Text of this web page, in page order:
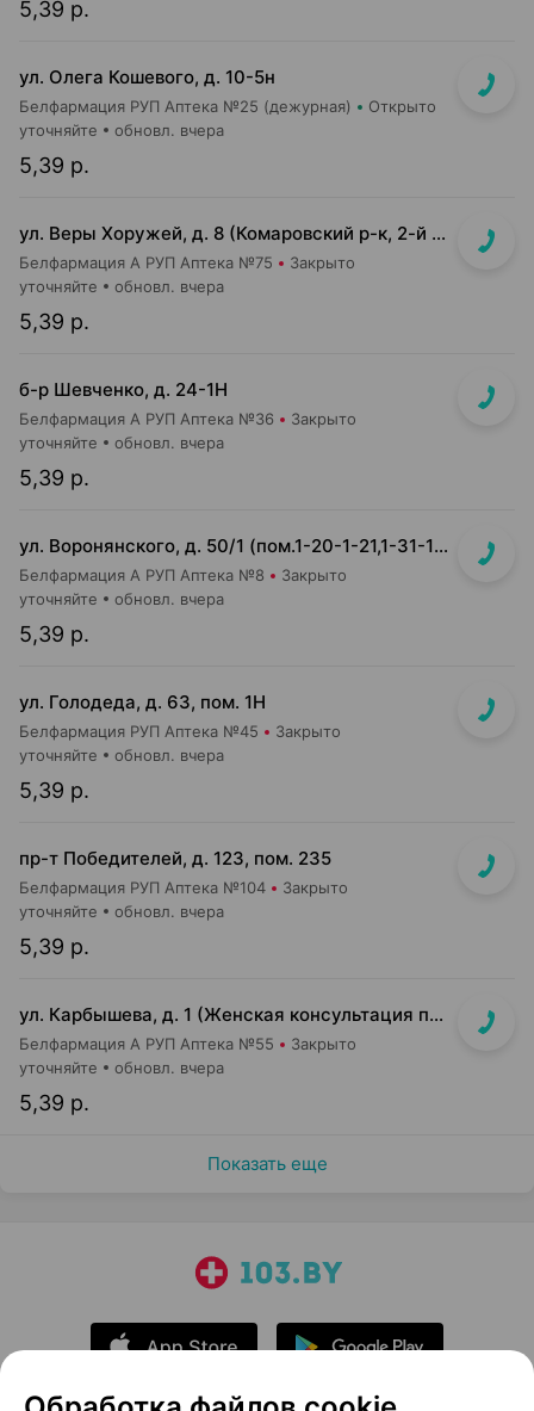
5,39 р.
ул. Олега Кошевого, д. 10-5н
Белфармация РУП Аптека №25 (дежурная) Открыто
5,39 р.
уточняйте обновл. вчера
ул. Веры Хоружей, д. 8 (Комаровский р-к, 2-й этаж)
Белфармация А РУП Аптека №75 Закрыто
5,39 р.
уточняйте обновл. вчера
б-р Шевченко, д. 24-1Н
Белфармация А РУП Аптека №36 Закрыто
5,39 р.
уточняйте обновл. вчера
ул. Воронянского, д. 50/1 (пом.1-20-1-21,1-31-1-32) (УЗ 38-я городская п-ка, отдельный вход справа)
Белфармация А РУП Аптека №8 Закрыто
5,39 р.
уточняйте обновл. вчера
ул. Голодеда, д. 63, пом. 1Н
Белфармация РУП Аптека №45 Закрыто
5,39 р.
уточняйте обновл. вчера
пр-т Победителей, д. 123, пом. 235
Белфармация РУП Аптека №104 Закрыто
5,39 р.
уточняйте обновл. вчера
ул. Карбышева, д. 1 (Женская консультация п-ки №27)
Белфармация А РУП Аптека №55 Закрыто
5,39 р.
уточняйте обновл. вчера
Показать еще